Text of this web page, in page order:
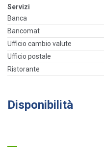
Servizi
Banca
Bancomat
Ufficio cambio valute
Ufficio postale
Ristorante
Disponibilità